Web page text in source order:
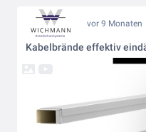
vor 9 Monaten